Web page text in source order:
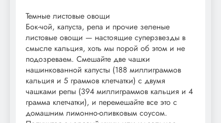
Темные листовые овощи
Бок-чой, капуста, репа и прочие зеленые
листовые овощи — настоящие суперзвезды в
смысле кальция, хоть мы порой об этом и не
подозреваем. Смешайте две чашки
нашинкованной капусты (188 миллиграммов
кальция и 5 граммов клетчатки) с двумя
чашками репы (394 миллиграммов кальция и 4
грамма клетчатки), и перемешайте все это с
домашним лимонно-оливковым соусом.